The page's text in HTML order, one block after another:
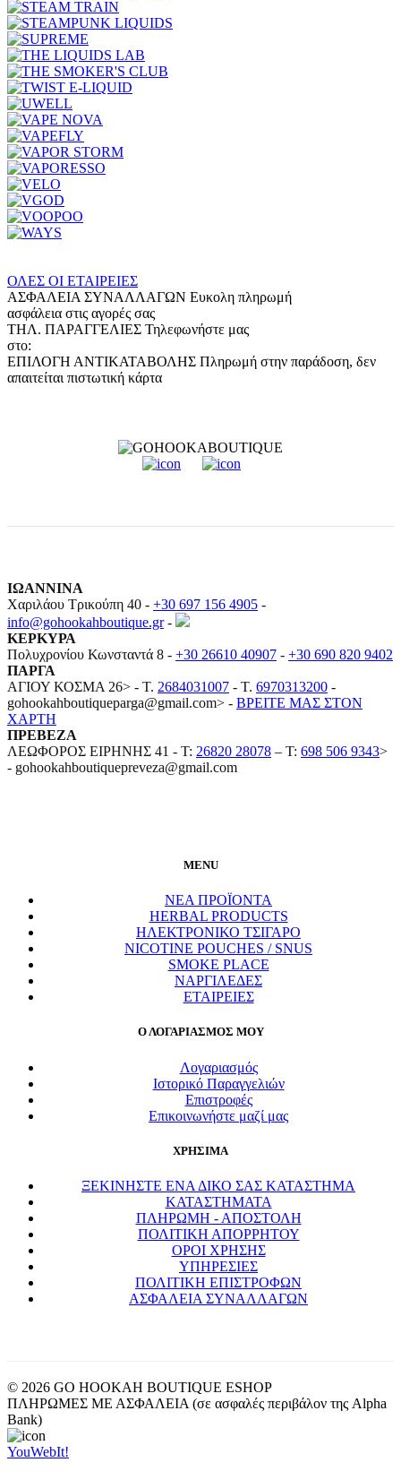
ΟΛΕΣ ΟΙ ΕΤΑΙΡΕΙΕΣ
ΑΣΦΑΛΕΙΑ ΣΥΝΑΛΛΑΓΩΝ Ευκολη πληρωμή
ασφάλεια στις αγορές σας
ΤΗΛ. ΠΑΡΑΓΓΕΛΙΕΣ Τηλεφωνήστε μας
στο:
ΕΠΙΛΟΓΗ ΑΝΤΙΚΑΤΑΒΟΛΗΣ Πληρωμή στην παράδοση, δεν
απαιτείται πιστωτική κάρτα
ΙΩΑΝΝΙΝΑ
Χαριλάου Τρικούπη 40 - +30 697 156 4905 -
info@gohookahboutique.gr-
ΚΕΡΚΥΡΑ
Πολυχρονίου Κωνσταντά 8 - +30 26610 40907 - +30 690 820 9402
ΠΑΡΓΑ
ΑΓΙΟΥ ΚΟΣΜΑ 26> - T. 2684031007 - T. 6970313200 -
gohookahboutiqueparga@gmail.com> - BΡEITE MAΣ ΣΤΟΝ
ΧΑΡΤΗ
ΠΡΕΒΕΖΑ
ΛΕΩΦΟΡΟΣ ΕΙΡΗΝΗΣ 41 - T: 26820 28078 – T: 698 506 9343>
- gohookahboutiquepreveza@gmail.com
MENU
ΝΕΑ ΠΡΟΪΟΝΤΑ
HERBAL PRODUCTS
ΗΛΕΚΤΡΟΝΙΚΟ ΤΣΙΓΑΡΟ
NICOTINE POUCHES / SNUS
SMOKE PLACE
ΝΑΡΓΙΛΕΔΕΣ
ΕΤΑΙΡΕΙΕΣ
Ο ΛΟΓΑΡΙΑΣΜΟΣ ΜΟΥ
Λογαριασμός
Ιστορικό Παραγγελιών
Επιστροφές
Επικοινωνήστε μαζί μας
ΧΡΗΣΙΜΑ
ΞΕΚΙΝΗΣΤΕ ΕΝΑ ΔΙΚΟ ΣΑΣ ΚΑΤΑΣΤΗΜΑ
ΚΑΤΑΣΤΗΜΑΤΑ
ΠΛΗΡΩΜΗ - ΑΠΟΣΤΟΛΗ
ΠΟΛΙΤΙΚΗ ΑΠΟΡΡΗΤΟΥ
ΟΡΟΙ ΧΡΗΣΗΣ
ΥΠΗΡΕΣΙΕΣ
ΠΟΛΙΤΙΚΗ ΕΠΙΣΤΡΟΦΩΝ
ΑΣΦΑΛΕΙΑ ΣΥΝΑΛΛΑΓΩΝ
© 2026 GO HOOKAH BOUTIQUE ESHOP
ΠΛΗΡΩΜΕΣ ΜΕ ΑΣΦΑΛΕΙΑ (σε ασφαλές περιβάλον της Alpha
Bank)
YouWebIt!